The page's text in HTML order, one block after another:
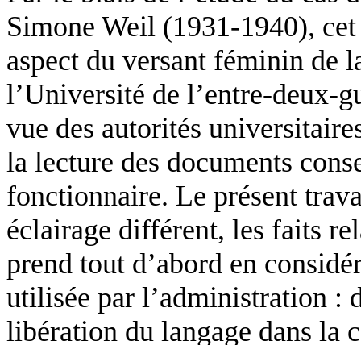
Simone Weil (1931-1940),
aspect du versant féminin de
l’Université de l’entre-deux-
vue des autorités
la lecture des documents
fonctionnaire. Le présent
éclairage différent, les faits
prend tout d’abord en
utilisée par l’administration :
libération du langage dans la